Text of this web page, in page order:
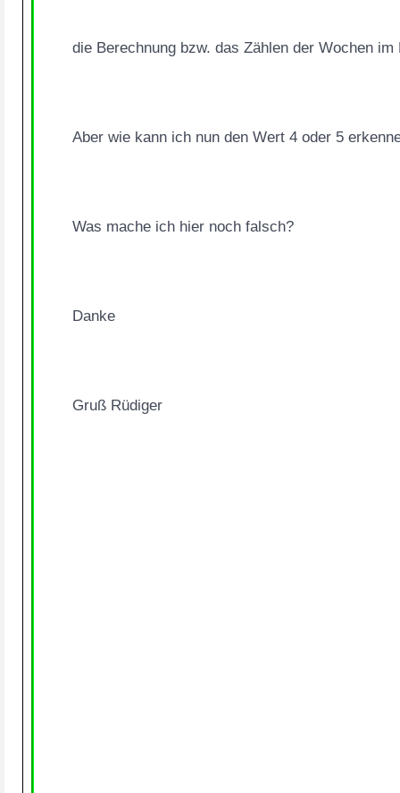
die Berechnung bzw. das Zählen der Wochen
Aber wie kann ich nun den Wert 4 oder 5
Was mache ich hier noch falsch?
Danke
Gruß Rüdiger